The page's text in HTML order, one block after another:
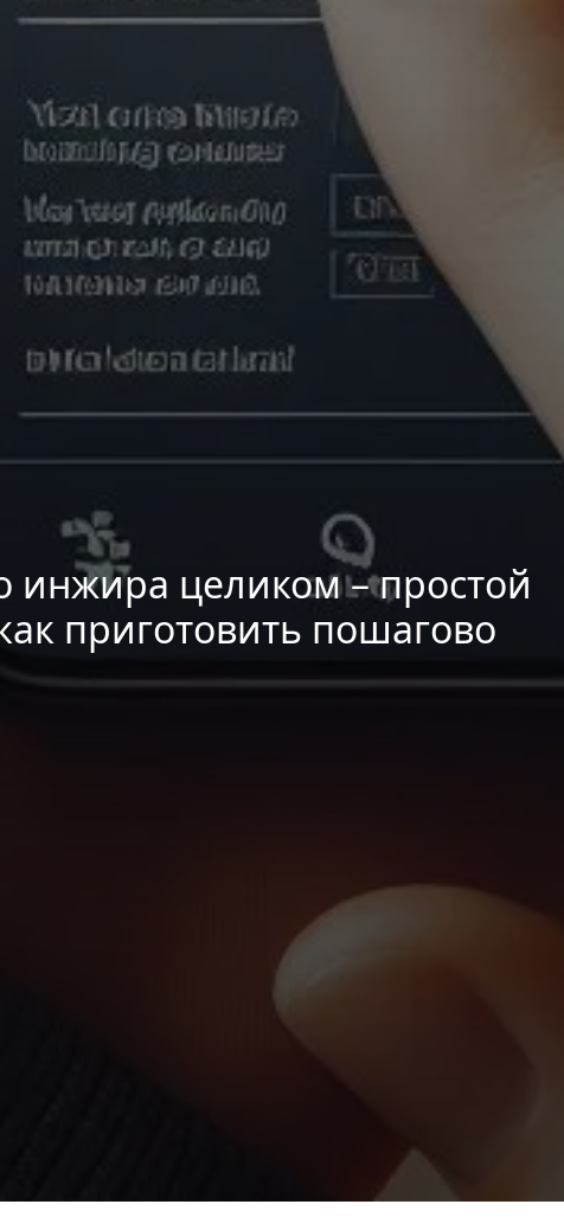
инжира целиком – простой
приготовить пошагово